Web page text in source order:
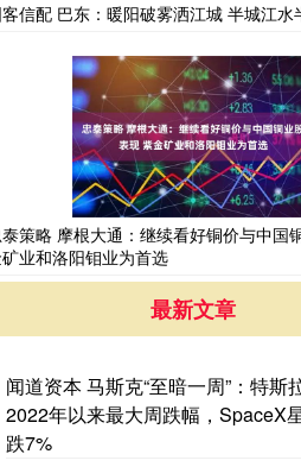
信配 巴东：暖阳破雾洒江城 半城江水
策略 摩根大通：继续看好铜价与中国
业和洛阳钼业为首选
最新文章
闻道资本 马斯克“至暗一周”：特斯
2022年以来最大周跌幅，SpaceX
跌7%